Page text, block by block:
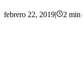
febrero 22, 2019| 2 min